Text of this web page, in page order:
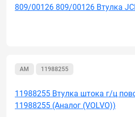
809/00126 809/00126 Втулка
AM 11988255
11988255 Втулка штока г/ц
11988255 (Аналог (VOLVO))